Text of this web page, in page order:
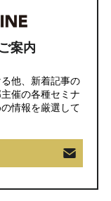
案内
他、新着記事の
催の各種セミナ
情報を厳選して